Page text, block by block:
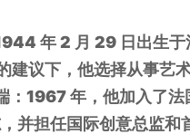
年 2 月 29 日出生于
建议下，他选择从事艺
：1967 年，他加入了法
，并担任国际创意总监和